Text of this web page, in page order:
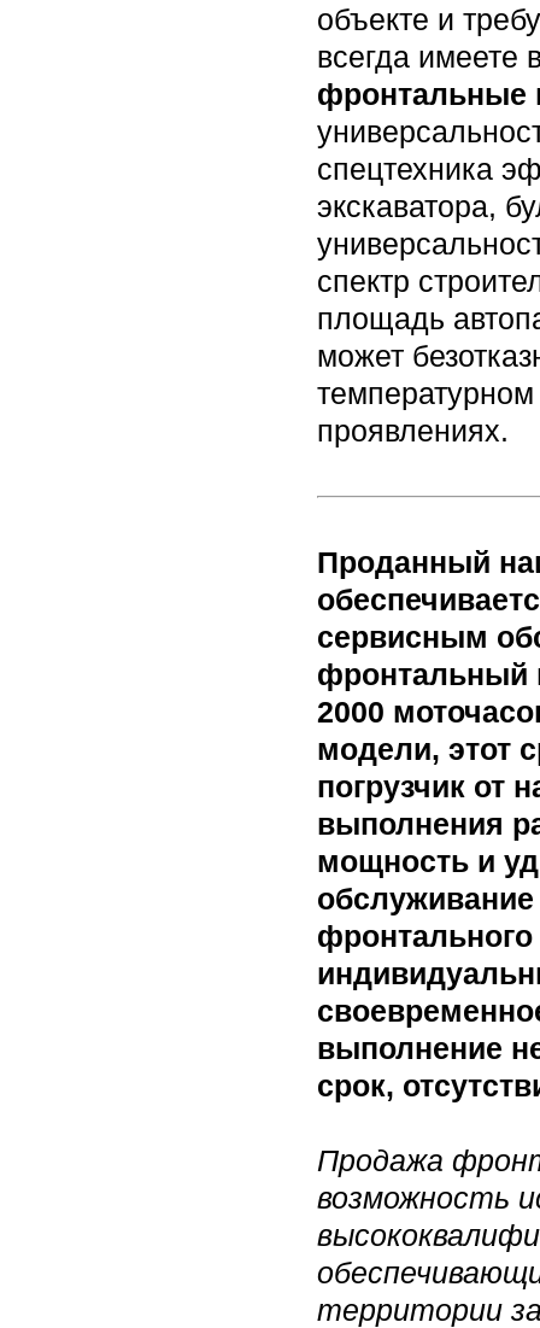
объекте и
всегда имеете
фронтальные
спецтехника
экскаватора,
спектр
площадь
может
проявлениях.
Проданный
сервисным
фронтальный
2000
модели, этот
погрузчик от
выполнения
мощность и
обслуживание
фронтального
выполнение
срок,
Продажа
возможность
территории